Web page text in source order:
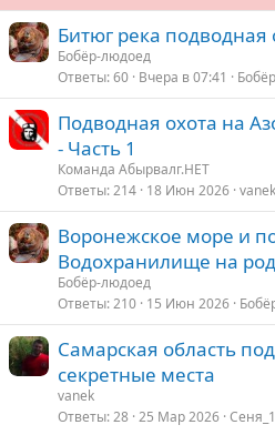
Битюг река подводная
Бобёр-людоед
Ответы 60 Вчера в 07:41
Подводная охота на
- Часть 1
Команда Абырвалг.НЕТ
Ответы 214 18 Июн 2026 vanek
Воронежское море и
Водохранилище на
Бобёр-людоед
Ответы 210 15 Июн 2026
Самарская область
секретные места
vanek
Ответы 28 25 Мар 2026